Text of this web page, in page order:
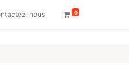
nous 0